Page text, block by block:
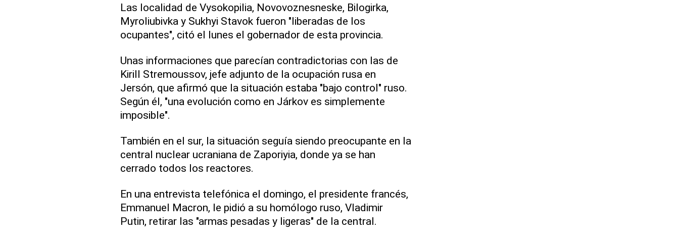
Las localidad de Vysokopilia, Novovoznesneske, Bilogirka,
Myroliubivka y Sukhyi Stavok fueron "liberadas de los
ocupantes", citó el lunes el gobernador de esta provincia.
Unas informaciones que parecían contradictorias con las de
Kirill Stremoussov, jefe adjunto de la ocupación rusa en
Jersón, que afirmó que la situación estaba "bajo control" ruso.
Según él, "una evolución como en Járkov es simplemente
imposible".
También en el sur, la situación seguía siendo preocupante en la
central nuclear ucraniana de Zaporiyia, donde ya se han
cerrado todos los reactores.
En una entrevista telefónica el domingo, el presidente francés,
Emmanuel Macron, le pidió a su homólogo ruso, Vladimir
Putin, retirar las "armas pesadas y ligeras" de la central.